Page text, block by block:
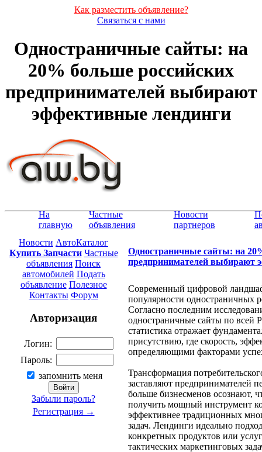
Как разместить объявление?
Связаться с нами
Одностраничные сайты: на
20% больше российских
предпринимателей выбирают
эффективные лендинги
На
главную
Частные
объявления
Новости
партнеров
Новости АвтоКаталог
Купить Запчасти Частные
объявления Поиск
автомобилей Подать
объявление Полезное
Контакты Форум
Авторизация
Логин:
Пароль:
запомнить меня
Забыли пароль?
Регистрация →
Одностраничные сайты: на
предпринимателей выбирают
Современный цифровой
популярности одностраничных
Согласно последним
одностраничные сайты по всей
статистика отражает
присутствию, где скорость,
определяющими факторами
Трансформация
заставляют предпринимателей
больше бизнесменов осознают,
получить мощный инструмент
эффективнее традиционных
задач. Лендинги идеально
конкретных продуктов или
тактических маркетинговых